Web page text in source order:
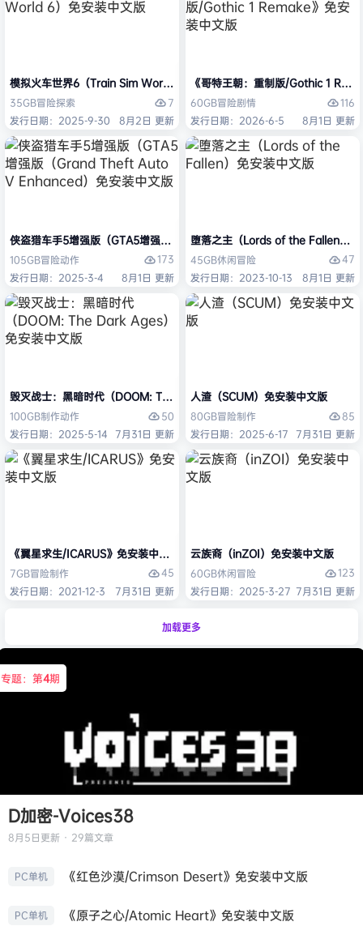
模拟火车世界6（Train Sim World 6）免安装中文版
35GB冒险探索
7
发行日期：2025-9-30
8月2日 更新
《哥特王朝：重制版/Gothic 1
60GB冒险剧情
116
发行日期：2026-6-5
8月1日 更新
侠盗猎车手5增强版（GTA5增强版（Grand Theft Auto V Enhanced）免
105GB冒险动作
173
发行日期：2025-3-4
8月1日 更新
堕落之主（Lords of the Fallen）免
45GB休闲冒险
47
发行日期：2023-10-13
8月1日 更新
毁灭战士：黑暗时代（DOOM: The Dark Ages）免安装中文版
100GB制作动作
50
发行日期：2025-5-14 7月31日 更新
人渣（SCUM）免安装中文版
80GB冒险制作
85
发行日期：2025-6-17 7月31日 更新
《翼星求生/ICARUS》免安装中文版
7GB冒险制作
45
发行日期：2021-12-3
7月31日 更新
云族裔（inZOI）免安装中文版
60GB休闲冒险
123
发行日期：2025-3-27 7月31日 更新
加载更多
专题：第4期
D加密-Voices38
8月5日更新 · 29篇文章
PC单机 《红色沙漠/Crimson Desert》免安装中文版
PC单机 《原子之心/Atomic Heart》免安装中文版